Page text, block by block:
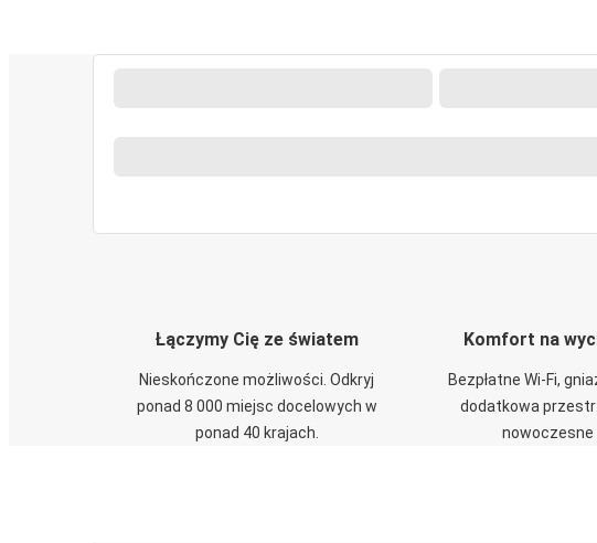
Łączymy Cię ze światem
Nieskończone możliwości. Odkryj
ponad 8 000 miejsc docelowych w
ponad 40 krajach.
Komfort na
Bezpłatne Wi-Fi,
dodatkowa
nowoczesne